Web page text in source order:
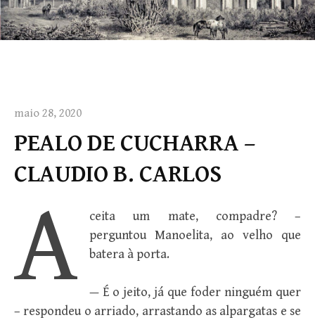
maio 28, 2020
PEALO DE CUCHARRA –
CLAUDIO B. CARLOS
A
ceita um mate, compadre? –
perguntou Manoelita, ao velho que
batera à porta.
— É o jeito, já que foder ninguém quer
– respondeu o arriado, arrastando as alpargatas e se